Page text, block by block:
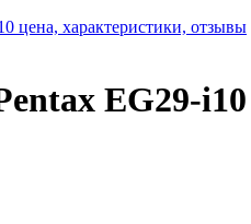
EG29-i10